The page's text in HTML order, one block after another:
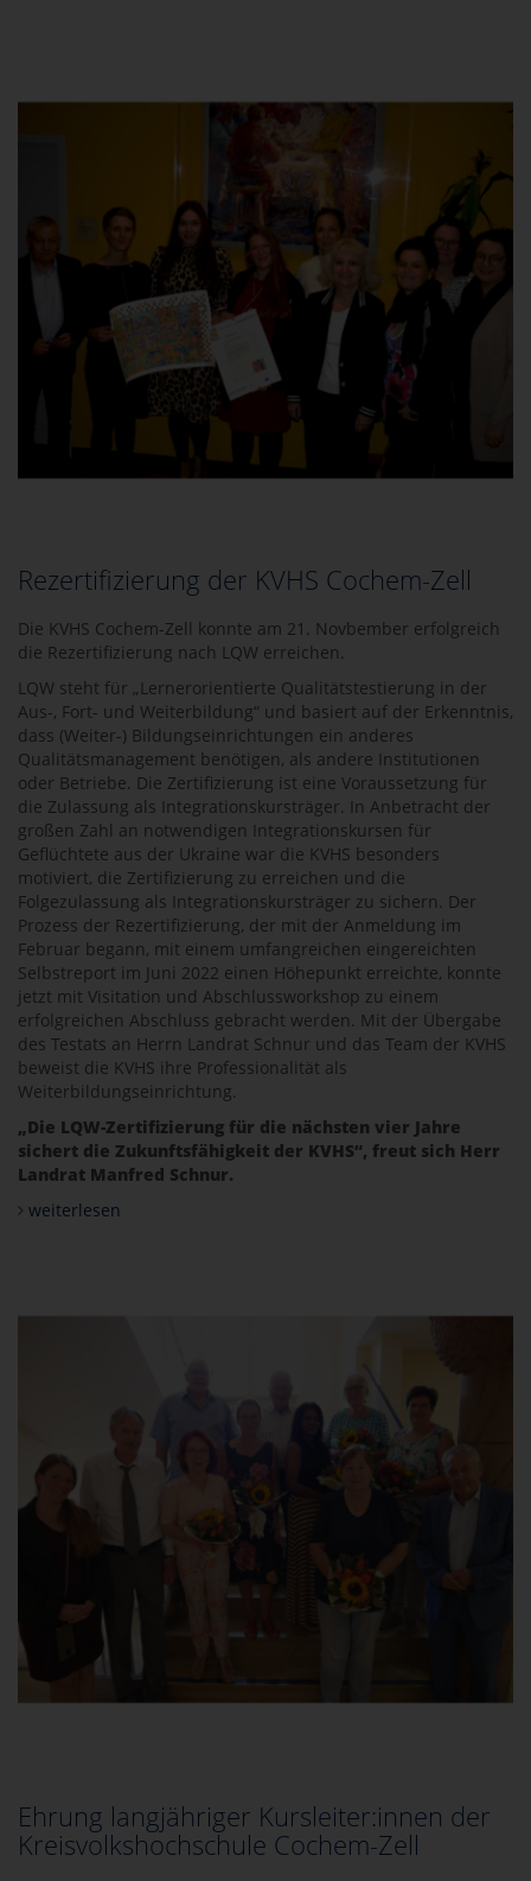
Rezertifizierung der KVHS Cochem-Zell
Die KVHS Cochem-Zell konnte am 21. Novbember erfolgreich
die Rezertifizierung nach LQW erreichen.
LQW steht für „Lernerorientierte Qualitätstestierung in der
Aus-, Fort- und Weiterbildung“ und basiert auf der Erkenntnis,
dass (Weiter-) Bildungseinrichtungen ein anderes
Qualitätsmanagement benötigen, als andere Institutionen
oder Betriebe. Die Zertifizierung ist eine Voraussetzung für
die Zulassung als Integrationskursträger. In Anbetracht der
großen Zahl an notwendigen Integrationskursen für
Geflüchtete aus der Ukraine war die KVHS besonders
motiviert, die Zertifizierung zu erreichen und die
Folgezulassung als Integrationskursträger zu sichern. Der
Prozess der Rezertifizierung, der mit der Anmeldung im
Februar begann, mit einem umfangreichen eingereichten
Selbstreport im Juni 2022 einen Höhepunkt erreichte, konnte
jetzt mit Visitation und Abschlussworkshop zu einem
erfolgreichen Abschluss gebracht werden. Mit der Übergabe
des Testats an Herrn Landrat Schnur und das Team der KVHS
beweist die KVHS ihre Professionalität als
Weiterbildungseinrichtung.
„Die LQW-Zertifizierung für die nächsten vier Jahre
sichert die Zukunftsfähigkeit der KVHS“, freut sich Herr
Landrat Manfred Schnur.
weiterlesen
Ehrung langjähriger Kursleiter:innen der
Kreisvolkshochschule Cochem-Zell